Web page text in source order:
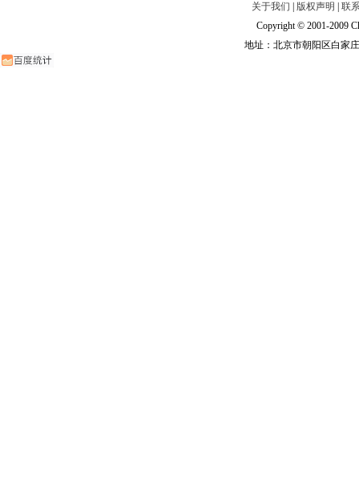
关于我们 版权声明
联
Copyright © 2001-2009
地址：北京市朝阳区白家